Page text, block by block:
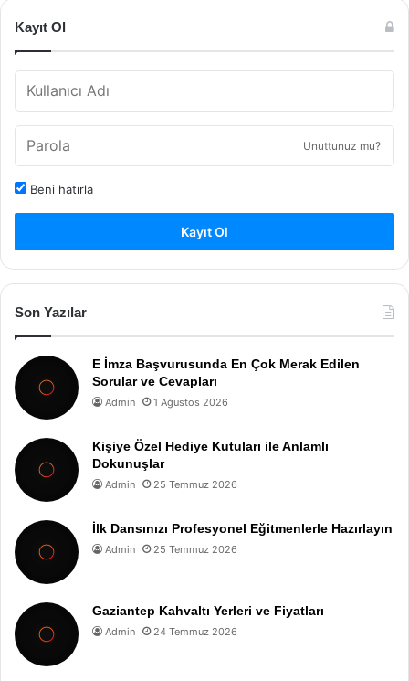
Kayıt Ol
Unuttunuz mu?
Beni hatırla
Kayıt Ol
Son Yazılar
E İmza Başvurusunda En Çok Merak Edilen
Sorular ve Cevapları
Admin 1 Ağustos 2026
Kişiye Özel Hediye Kutuları ile Anlamlı
Dokunuşlar
Admin 25 Temmuz 2026
İlk Dansınızı Profesyonel Eğitmenlerle Hazırlayın
Admin 25 Temmuz 2026
Gaziantep Kahvaltı Yerleri ve Fiyatları
Admin 24 Temmuz 2026